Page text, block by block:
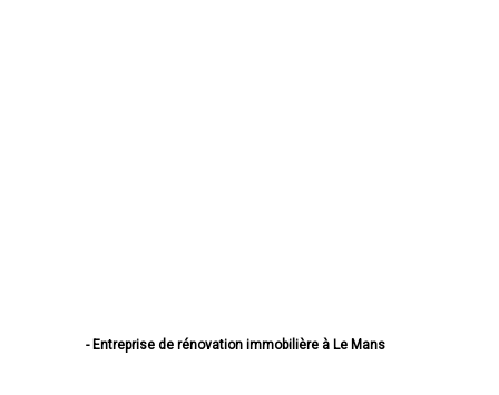
- Entreprise de rénovation immobilière à Le Mans